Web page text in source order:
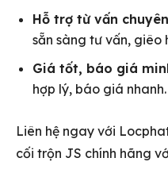
Hỗ trợ từ vấn
sẵn sàng tư vấn, giêo
Giá tốt, báo giá
hợp lý, báo giá nhanh.
Liên hệ ngay với
cối trộn JS chính hãng